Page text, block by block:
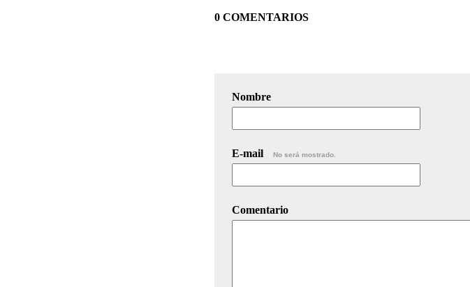
0 COMENTARIOS
Nombre
E-mail No será mostrado.
Comentario